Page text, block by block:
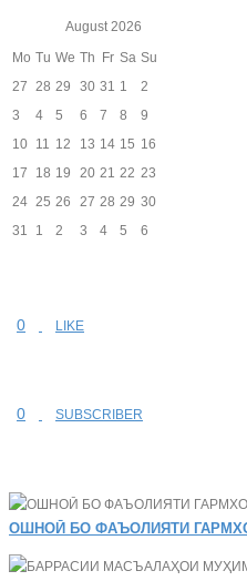
August 2026
Mo Tu We Th Fr Sa Su
27 28 29 30 31 1
2
3
4 5 6 7 8
9
10 11 12 13 14 15 16
17
18 19 20 21 22 23
24 25 26 27 28 29 30
31
1 2 3 4 5 6
0 LIKE
0 SUBSCRIBER
ОШНОӢ БО ФАЪОЛИЯТИ